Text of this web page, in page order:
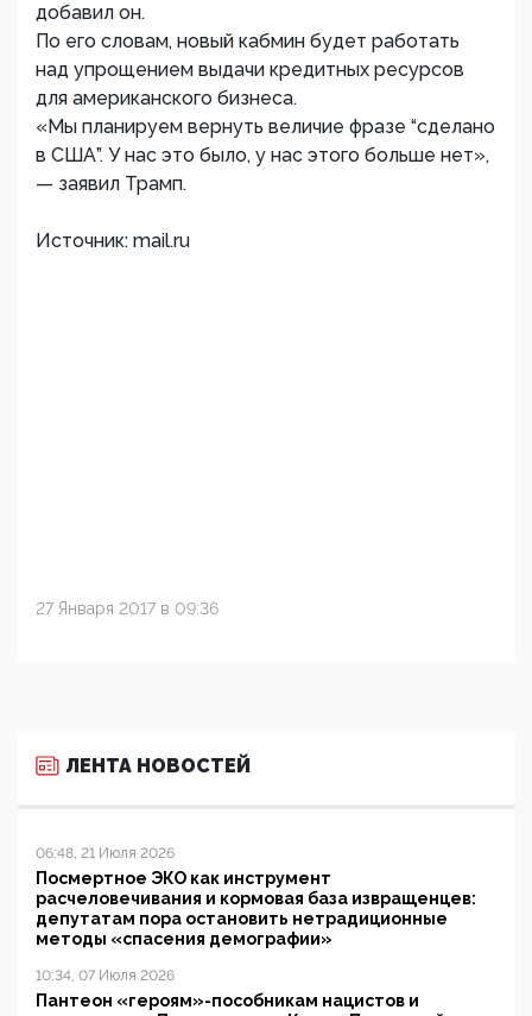
добавил он.
По его словам, новый кабмин будет работать
над упрощением выдачи кредитных ресурсов
для американского бизнеса.
«Мы планируем вернуть величие фразе “сделано
в США”. У нас это было, у нас этого больше нет»,
— заявил Трамп.
Источник: mail.ru
27 Января 2017 в 09:36
ЛЕНТА НОВОСТЕЙ
06:48, 21 Июля 2026
Посмертное ЭКО как инструмент
расчеловечивания и кормовая база извращенцев:
депутатам пора остановить нетрадиционные
методы «спасения демографии»
10:34, 07 Июля 2026
Пантеон «героям»-пособникам нацистов и